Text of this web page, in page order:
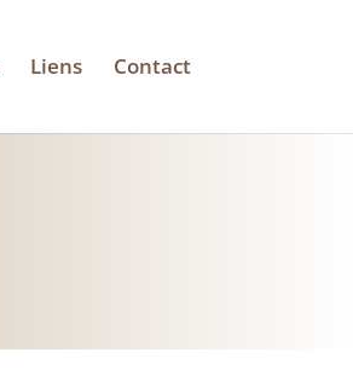
Liens Contact